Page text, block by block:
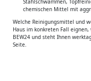
Stahlschwämmen,
chemischen Mittel mit
Welche Reinigungsmittel und
Haus im konkreten Fall
BEW24 und steht Ihnen
Seite.